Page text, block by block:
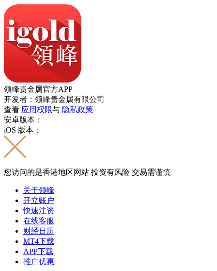
领峰贵金属官方APP
开发者：领峰贵金属有限公司
查看 应用权限与 隐私政策
安卓版本：
iOS 版本：
您访问的是香港地区网站 投资有风险 交易需谨慎
关于领峰
开立账户
快速注资
在线客服
财经日历
MT4下载
APP下载
推广优惠